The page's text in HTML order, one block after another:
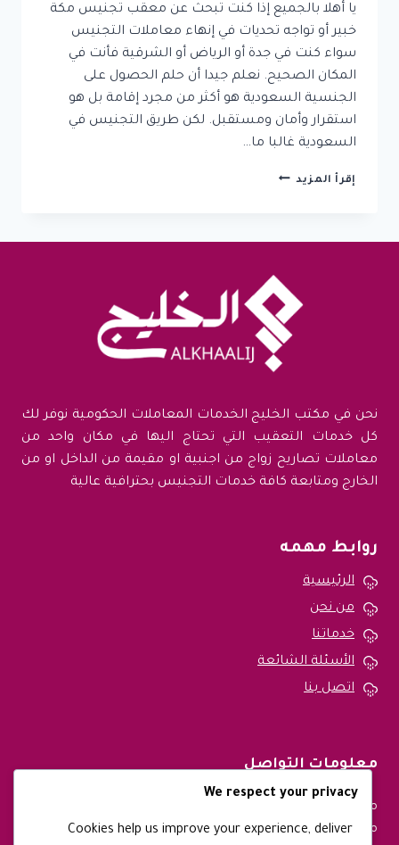
يا أهلا بالجميع إذا كنت تبحث عن معقب تجنيس مكة
خبير أو تواجه تحديات في إنهاء معاملات التجنيس
سواء كنت في جدة أو الرياض أو الشرقية فأنت في
المكان الصحيح. نعلم جيدا أن حلم الحصول على
الجنسية السعودية هو أكثر من مجرد إقامة بل هو
استقرار وأمان ومستقبل. لكن طريق التجنيس في
السعودية غالبا ما…
إقرأ المزيد معقب
معاملات
التجنيس
بأسرع
وقت
وأقل
تكلفة
نحن في مكتب الخليج الخدمات المعاملات الحكومية نوفر لك
كل خدمات التعقيب التي تحتاج اليها في مكان واحد من
معاملات تصاريح زواج من اجنبية او مقيمة من الداخل او من
الخارج ومتابعة كافة خدمات التجنيس بحترافية عالية
روابط مهمه
الرئيسية
من نحن
خدماتنا
الأسئلة الشائعة
اتصل بنا
معلومات التواصل
متواجدين طوال ايام الاسبوع ونقوم بتقديم خدماتنا في جميع
مدن المملكة العربية السعودية
We respect your privacy
Cookies help us improve your experience, deliver